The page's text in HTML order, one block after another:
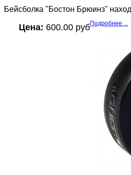
Бейсболка "Бостон Брюинз"
Цена: 600.00 рубПодробнее ...